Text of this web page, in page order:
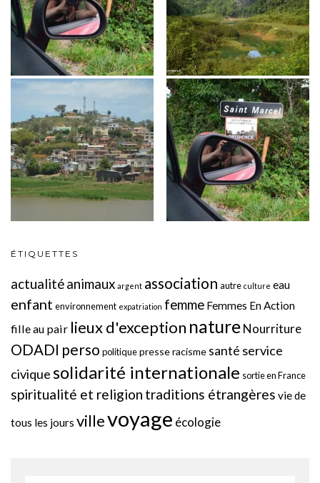
ÉTIQUETTES
actualitéanimaux argent association autre culture eau
enfant environnement expatriation femme Femmes En Action
fille au pair lieux d'exception natureNourriture
ODADI perso politiquepresseracisme santé service
civiquesolidarité internationale sortie en France
spiritualité et religion traditions étrangères vie de
tous les jours villevoyage écologie